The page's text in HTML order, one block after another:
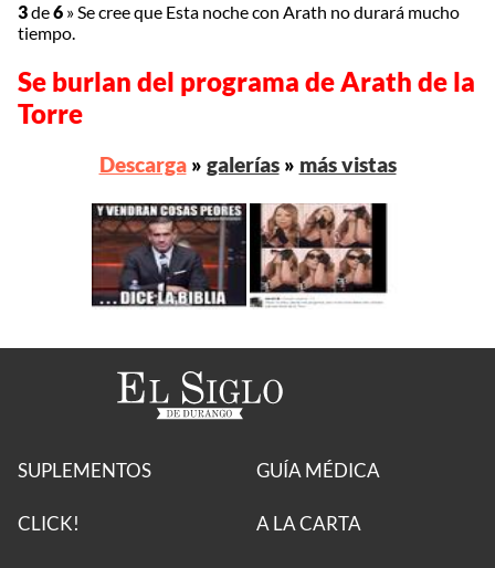
3de6 »Se cree que Esta noche con Arath no durará mucho
tiempo.
Se burlan del programa de Arath de la
Torre
Descarga» galerías» más vistas
SUPLEMENTOS
CLICK!
GUÍA MÉDICA
A LA CARTA